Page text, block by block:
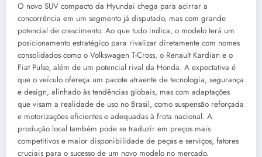
O novo SUV compacto da Hyundai chega para acirrar a
concorrência em um segmento já disputado, mas com grande
potencial de crescimento. Ao que tudo indica, o modelo terá um
posicionamento estratégico para rivalizar diretamente com nomes
consolidados como o Volkswagen T-Cross, o Renault Kardian e o
Fiat Pulse, além de um potencial rival da Honda. A expectativa é
que o veículo ofereça um pacote atraente de tecnologia, segurança
e design, alinhado às tendências globais, mas com adaptações
que visam a realidade de uso no Brasil, como suspensão reforçada
e motorizações eficientes e adequadas à frota nacional. A
produção local também pode se traduzir em preços mais
competitivos e maior disponibilidade de peças e serviços, fatores
cruciais para o sucesso de um novo modelo no mercado.